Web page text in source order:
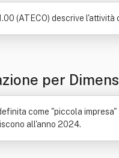
(ATECO) descrive
per
come "piccola
all'anno 2024.